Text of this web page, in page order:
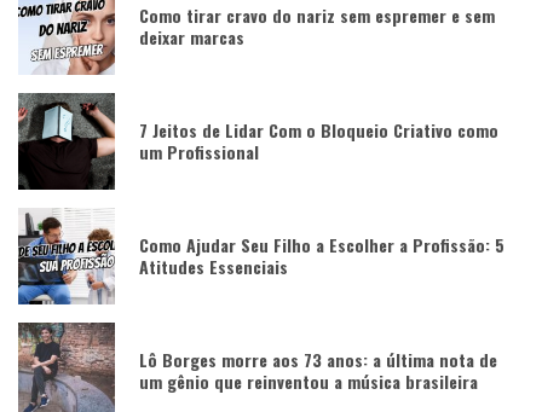
Como tirar cravo do nariz sem espremer e sem
deixar marcas
7 Jeitos de Lidar Com o Bloqueio Criativo como
um Profissional
Como Ajudar Seu Filho a Escolher a Profissão: 5
Atitudes Essenciais
Lô Borges morre aos 73 anos: a última nota de
um gênio que reinventou a música brasileira